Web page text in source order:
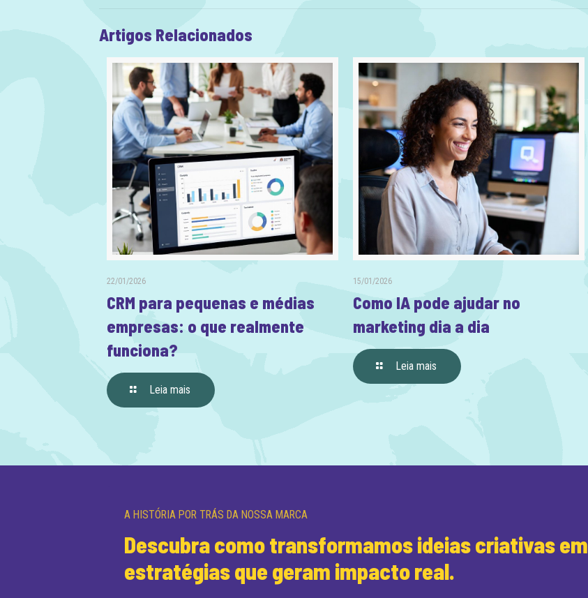
Artigos Relacionados
22/01/2026
CRM para pequenas e médias
empresas: o que realmente
funciona?
Leia mais
15/01/2026
Como IA pode ajudar no
marketing dia a dia
Leia mais
A HISTÓRIA POR TRÁS DA NOSSA MARCA
Descubra como transformamos ideias criativas em
estratégias que geram impacto real.